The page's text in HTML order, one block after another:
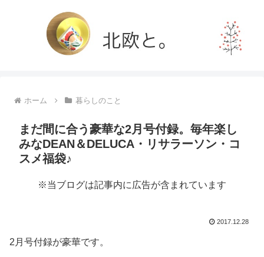
ホーム 暮らしのこと
まだ間に合う豪華な2月号付録。毎年楽し
みなDEAN＆DELUCA・リサラーソン・コ
スメ福袋♪
※当ブログは記事内に広告が含まれています
2017.12.28
2月号付録が豪華です。